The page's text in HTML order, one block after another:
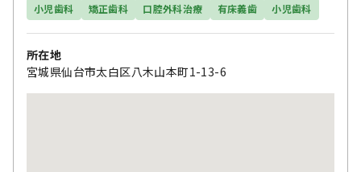
小児歯科
矯正歯科 口腔外科治療 有床義歯 小児歯科
所在地
宮城県仙台市太白区八木山本町1-13-6